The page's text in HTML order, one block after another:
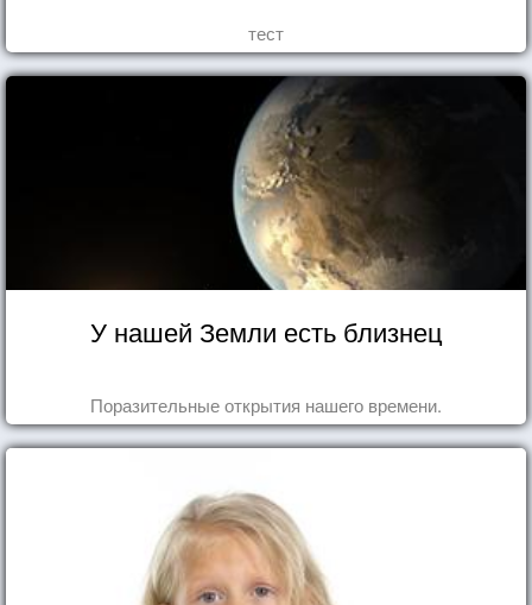
тест
У нашей Земли есть близнец
Поразительные открытия нашего времени.